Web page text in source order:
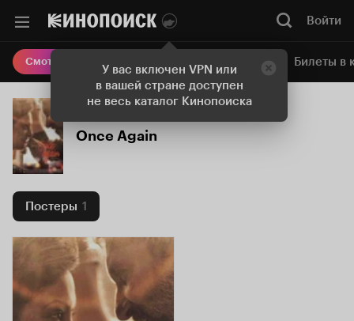
У вас включен VPN или
в вашей стране доступен
не весь каталог Кинопоиска
Войти
Смотреть кино Онлайн-кинотеатр Билеты в
Once Again
Постеры 1